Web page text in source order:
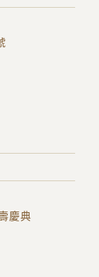
慶典